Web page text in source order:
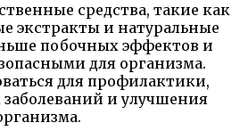
средства, такие как
экстракты и натуральные
побочных эффектов и
для организма.
для профилактики,
и улучшения